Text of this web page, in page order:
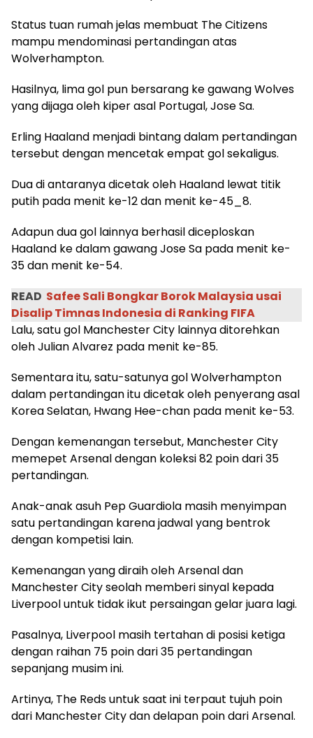
Status tuan rumah jelas membuat The Citizens
mampu mendominasi pertandingan atas
Wolverhampton.
Hasilnya, lima gol pun bersarang ke gawang Wolves
yang dijaga oleh kiper asal Portugal, Jose Sa.
Erling Haaland menjadi bintang dalam pertandingan
tersebut dengan mencetak empat gol sekaligus.
Dua di antaranya dicetak oleh Haaland lewat titik
putih pada menit ke-12 dan menit ke-45_8.
Adapun dua gol lainnya berhasil diceploskan
Haaland ke dalam gawang Jose Sa pada menit ke-
35 dan menit ke-54.
READ Safee Sali Bongkar Borok Malaysia usai
Disalip Timnas Indonesia di Ranking FIFA
Lalu, satu gol Manchester City lainnya ditorehkan
oleh Julian Alvarez pada menit ke-85.
Sementara itu, satu-satunya gol Wolverhampton
dalam pertandingan itu dicetak oleh penyerang asal
Korea Selatan, Hwang Hee-chan pada menit ke-53.
Dengan kemenangan tersebut, Manchester City
memepet Arsenal dengan koleksi 82 poin dari 35
pertandingan.
Anak-anak asuh Pep Guardiola masih menyimpan
satu pertandingan karena jadwal yang bentrok
dengan kompetisi lain.
Kemenangan yang diraih oleh Arsenal dan
Manchester City seolah memberi sinyal kepada
Liverpool untuk tidak ikut persaingan gelar juara lagi.
Pasalnya, Liverpool masih tertahan di posisi ketiga
dengan raihan 75 poin dari 35 pertandingan
sepanjang musim ini.
Artinya, The Reds untuk saat ini terpaut tujuh poin
dari Manchester City dan delapan poin dari Arsenal.